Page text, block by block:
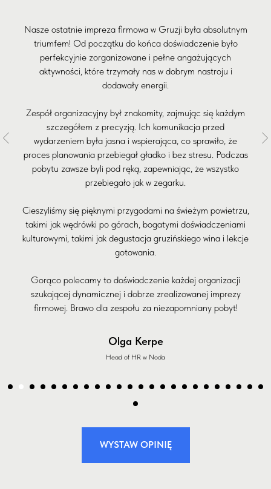
Nasze ostatnie impreza firmowa w Gruzji była absolutnym
triumfem! Od początku do końca doświadczenie było
perfekcyjnie zorganizowane i pełne angażujących
aktywności, które trzymały nas w dobrym nastroju i
dodawały energii.
Zespół organizacyjny był znakomity, zajmując się każdym
szczegółem z precyzją. Ich komunikacja przed
wydarzeniem była jasna i wspierająca, co sprawiło, że
proces planowania przebiegał gładko i bez stresu. Podczas
pobytu zawsze byli pod ręką, zapewniając, że wszystko
przebiegało jak w zegarku.
Cieszyliśmy się pięknymi przygodami na świeżym powietrzu,
takimi jak wędrówki po górach, bogatymi doświadczeniami
kulturowymi, takimi jak degustacja gruzińskiego wina i lekcje
gotowania.
Gorąco polecamy to doświadczenie każdej organizacji
szukającej dynamicznej i dobrze zrealizowanej imprezy
firmowej. Brawo dla zespołu za niezapomniany pobyt!
Olga Kerpe
Head of HR w Noda
WYSTAW OPINIĘ